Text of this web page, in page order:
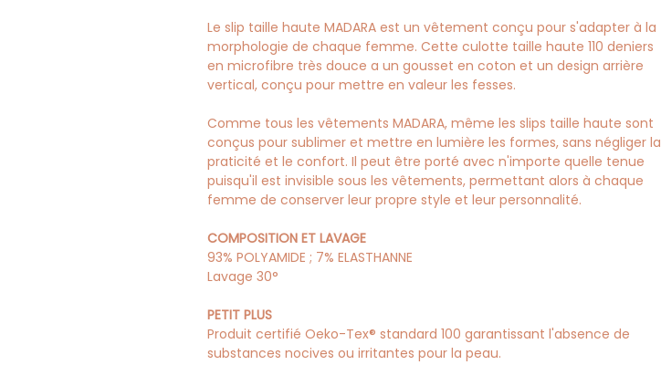
Le slip taille haute MADARA est un vêtement conçu pour s'adapter à la
morphologie de chaque femme. Cette culotte taille haute 110 deniers
en microfibre très douce a un gousset en coton et un design arrière
vertical, conçu pour mettre en valeur les fesses.
Comme tous les vêtements MADARA, même les slips taille haute sont
conçus pour sublimer et mettre en lumière les formes, sans négliger la
praticité et le confort. Il peut être porté avec n'importe quelle tenue
puisqu'il est invisible sous les vêtements, permettant alors à chaque
femme de conserver leur propre style et leur personnalité.
COMPOSITION ET LAVAGE
93% POLYAMIDE ; 7% ELASTHANNE
Lavage 30°
PETIT PLUS
Produit certifié Oeko-Tex® standard 100 garantissant l'absence de
substances nocives ou irritantes pour la peau.